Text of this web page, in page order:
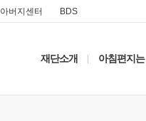
아버지센터 BDS
재단소개 아침편지는